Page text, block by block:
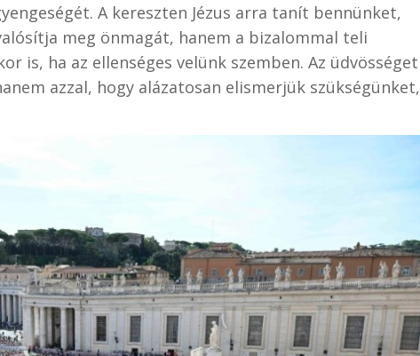
A kereszten Jézus arra tanít bennünket,
meg önmagát, hanem a bizalommal teli
is, ha az ellenséges velünk szemben. Az üdvösséget
azzal, hogy alázatosan elismerjük szükségünket,